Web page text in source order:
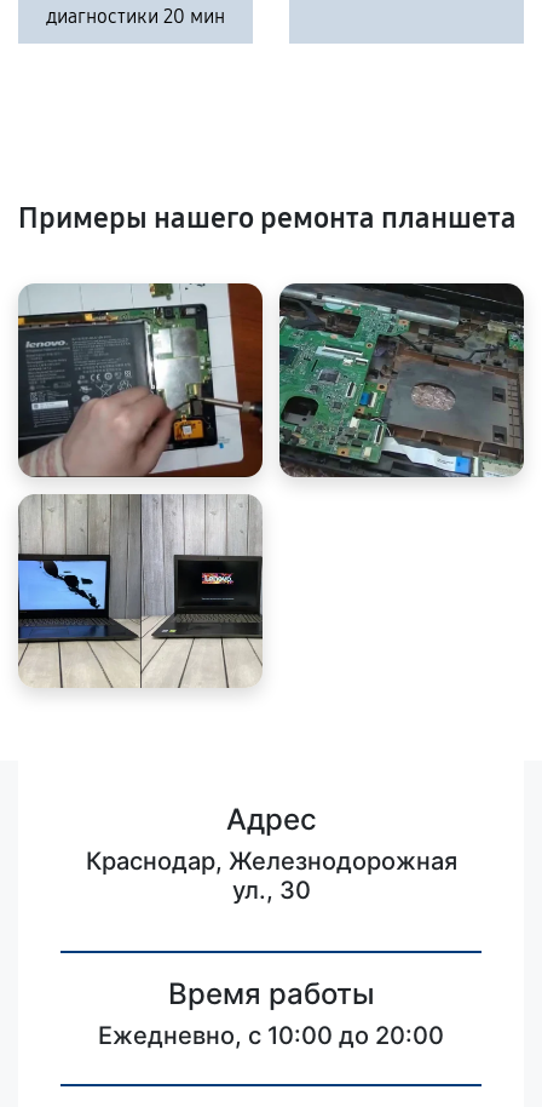
диагностики 20 мин
Примеры нашего ремонта планшета
Адрес
Краснодар, Железнодорожная
ул., 30
Время работы
Ежедневно, с 10:00 до 20:00